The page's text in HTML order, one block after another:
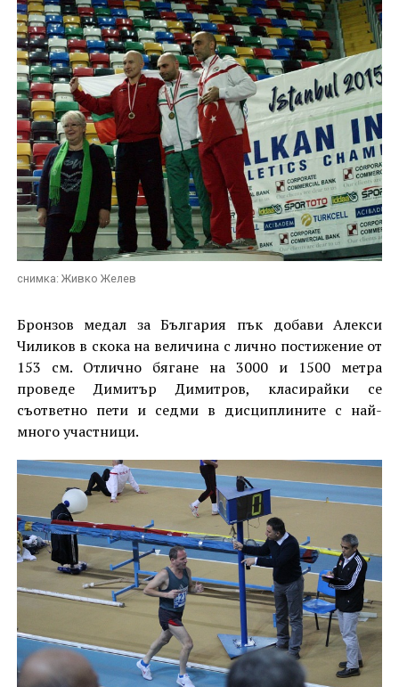
снимка: Живко Желев
Бронзов медал за България пък добави Алекси
Чиликов в скока на величина с лично постижение от
153 см. Отлично бягане на 3000 и 1500 метра
проведе Димитър Димитров, класирайки се
съответно пети и седми в дисциплините с най-
много участници.